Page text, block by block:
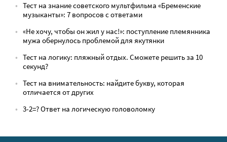
Тест на знание советского мультфильма «Бременские
музыканты»: 7 вопросов с ответами
«Не хочу, чтобы он жил у нас!»: поступление племянника
мужа обернулось проблемой для якутянки
Тест на логику: пляжный отдых. Сможете решить за 10
секунд?
Тест на внимательность: найдите букву, которая
отличается от других
3-2=? Ответ на логическую головоломку